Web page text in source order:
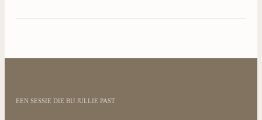
EEN SESSIE DIE BIJ JULLIE PAST